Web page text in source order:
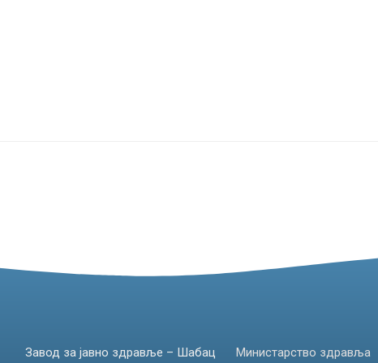
Завод за јавно здравље – Шабац Министарство здравља